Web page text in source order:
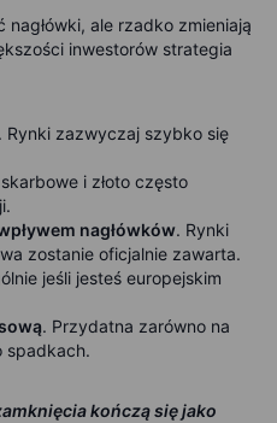
ale rzadko zmieniają
inwestorów strategia
. Rynki zazwyczaj szybko się
i złoto często
nagłówków. Rynki
zostanie oficjalnie zawarta.
jeśli jesteś europejskim
. Przydatna zarówno na
spadkach.
kończą się jako